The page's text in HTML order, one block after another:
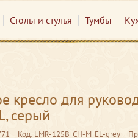
Столы и стулья Тумбы
кресло для
серый
Код: LMR-125B_CH-M_EL-grey